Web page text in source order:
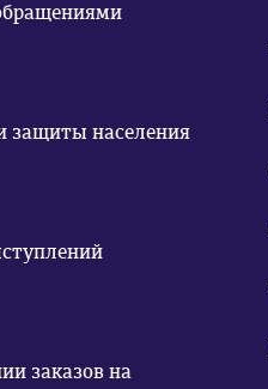
защиты населения
заказов на